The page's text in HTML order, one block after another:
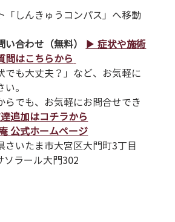
「しんきゅうコンパス」へ移動
い合わせ（無料）
▶︎ 症状や施術
問はこちらから
でも大丈夫？」など、お気軽に
い。
らでも、お気軽にお問合せでき
追加はコチラから
公式ホームページ
さいたま市大宮区大門町3丁目
ソラール大門302